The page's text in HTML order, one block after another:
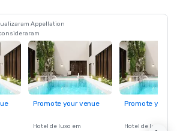
Appellation
Promote your venue
Hotel de luxo em
Promote your
Hotel de luxo em